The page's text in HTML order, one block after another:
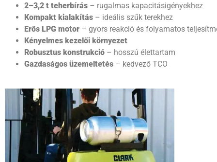
2–3,2 t teherbírás – rugalmas kapacitásigényekhez
Kompakt kialakítás – ideális szűk terekhez
Erős LPG motor – gyors reakció és folyamatos
Kényelmes kezelői környezet
Robusztus konstrukció – hosszú élettartam
Gazdaságos üzemeltetés – kedvező TCO